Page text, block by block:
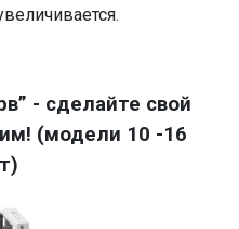
- сделайте свой
(модели 10 -16